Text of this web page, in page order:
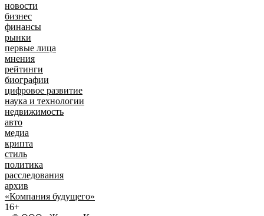
новости
бизнес
финансы
рынки
первые лица
мнения
рейтинги
биографии
цифровое развитие
наука и технологии
недвижимость
авто
медиа
крипта
стиль
политика
расследования
архив
«Компания будущего»
16+